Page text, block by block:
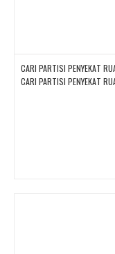
CARI PARTISI PENYEKAT
CARI PARTISI PENYEKAT
CARI PARTISI PENYEKAT
CARI PARTISI PENYEKAT
CARI PARTISI PENYEKAT